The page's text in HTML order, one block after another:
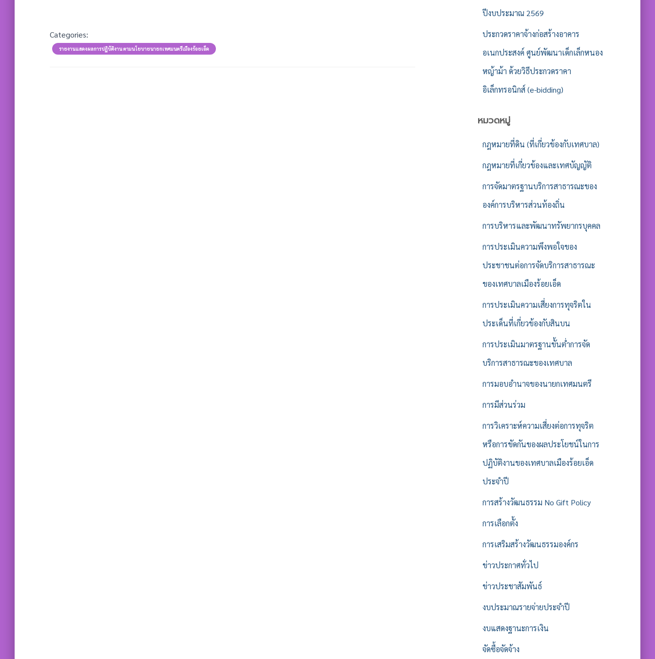
Categories:
รายงานแสดงผลการปฏิบัติงาน ตามนโยบายนายกเทศมนตรีเมืองร้อยเอ็ด
ปีงบประมาณ 2569
ประกวดราคาจ้างก่อสร้างอาคาร
อเนกประสงค์ ศูนย์พัฒนาเด็กเล็กหนอง
หญ้าม้า ด้วยวิธีประกวดราคา
อิเล็กทรอนิกส์ (e-bidding)
หมวดหมู่
กฎหมายที่ดิน (ที่เกี่ยวข้องกับเทศบาล)
กฎหมายที่เกี่ยวข้องและเทศบัญญัติ
การจัดมาตรฐานบริการสาธารณะของ
องค์การบริหารส่วนท้องถิ่น
การบริหารและพัฒนาทรัพยากรบุคคล
การประเมินความพึงพอใจของ
ประชาชนต่อการจัดบริการสาธารณะ
ของเทศบาลเมืองร้อยเอ็ด
การประเมินความเสี่ยงการทุจริตใน
ประเด็นที่เกี่ยวข้องกับสินบน
การประเมินมาตรฐานขั้นต่ำการจัด
บริการสาธารณะของเทศบาล
การมอบอำนาจของนายกเทศมนตรี
การมีส่วนร่วม
การวิเคราะห์ความเสี่ยงต่อการทุจริต
หรือการขัดกันของผลประโยชน์ในการ
ปฏิบัติงานของเทศบาลเมืองร้อยเอ็ด
ประจำปี
การสร้างวัฒนธรรม No Gift Policy
การเลือกตั้ง
การเสริมสร้างวัฒนธรรมองค์กร
ข่าวประกาศทั่วไป
ข่าวประชาสัมพันธ์
งบประมาณรายจ่ายประจำปี
งบแสดงฐานะการเงิน
จัดซื้อจัดจ้าง